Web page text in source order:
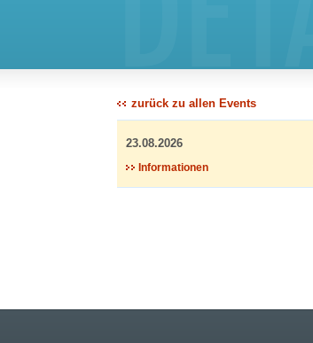
zurück zu allen Events
23.08.2026
Informationen